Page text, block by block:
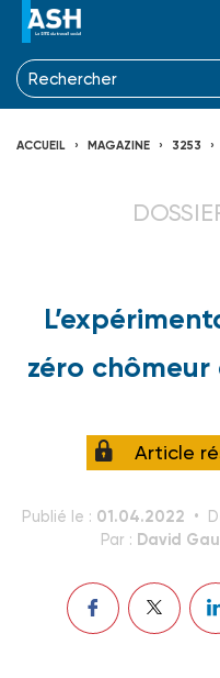
ACCUEIL MAGAZINE 3253
zéro
Article
Publié le : 01.04.2022
Par : David